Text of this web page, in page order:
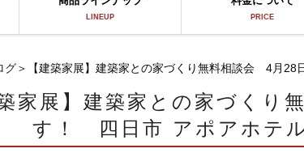
LINEUP PRICE
グ＞【建築家展】建築家との家づくり無料相談会 4月
家展】建築家との家づくり
す！ 四日市 アポアホテ